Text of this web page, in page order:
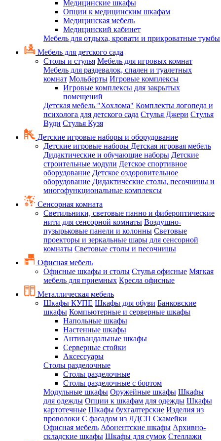
Медицинские шкафы
Опции к медицинским шкафам
Медицинская мебель
Медицинский кабинет
Мебель для отдыха, кровати и прикроватные тумбы
Мебель для детского сада
Столы и стулья Мебель для игровых комнат
Мебель для раздевалок, спален и туалетных
комнат Мольберты Игровые комплексы
Игровые комплексы для закрытых
помещений
Детская мебель "Хохлома" Комплекты логопеда и
психолога для детского сада Стулья Джери Стулья
Вуди Стулья Кузя
Детские игровые наборы и оборудование
Детские игровые наборы Детская игровая мебель
Дидактические и обучающие наборы Детские
строительные модули Детское спортивное
оборудование Детское оздоровительное
оборудование Дидактические столы, песочницы и
многофункциональные комплексы
Сенсорная комната
Светильники, световые панно и фибероптические
нити для сенсорной комнаты Воздушно-
пузырьковые панели и колонны Световые
проекторы и зеркальные шары для сенсорной
комнаты Световые столы и песочницы
Офисная мебель
Офисные шкафы и столы Стулья офисные Мягкая
мебель для приемных Кресла офисные
Металлическая мебель
Шкафы КУПЕ Шкафы для обуви Банковские
шкафы Компьютерные и серверные шкафы
Напольные шкафы
Настенные шкафы
Антивандальные шкафы
Серверные стойки
Аксессуары
Столы разделочные
Столы разделочные
Столы разделочные с бортом
Модульные шкафы Оружейные шкафы Шкафы
для одежды Опции к шкафам для одежды Шкафы
картотечные Шкафы бухгалтерские Изделия из
проволоки С фасадом из ЛДСП Скамейки
Офисная мебель Абонентские шкафы Архивно-
складские шкафы Шкафы для сумок Стеллажи